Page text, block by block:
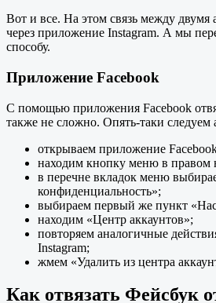
Вот и все. На этом связь между двумя
через приложение Instagram. А мы
способу.
Приложение Facebook
С помощью приложения Facebook
также не сложно. Опять-таки следуем
открываем приложение
находим кнопку меню в правом
в перечне вкладок меню
конфиденциальность»;
выбираем первый же пункт
находим «Центр аккаунтов»;
повторяем аналогичные
Instagram;
жмем «Удалить из центра
Как отвязать Фейсбук